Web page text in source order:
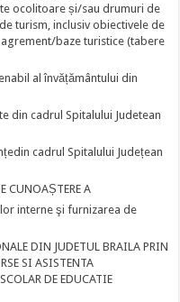
ocolitoare și/sau drumuri de
turism, inclusiv obiectivele de
baze turistice (tabere
al învățământului din
din cadrul Spitalului Judetean
cadrul Spitalului Județean
CUNOAȘTERE A
interne şi furnizarea de
DIN JUDETUL BRAILA PRIN
SI ASISTENTA
DE EDUCATIE